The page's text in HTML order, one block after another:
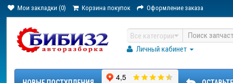
Мои закладки (0) Корзина покупок Оформление заказа
Все категории
Личный кабинет